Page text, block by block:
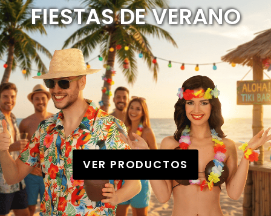
FIESTAS DE VERANO
VER PRODUCTOS